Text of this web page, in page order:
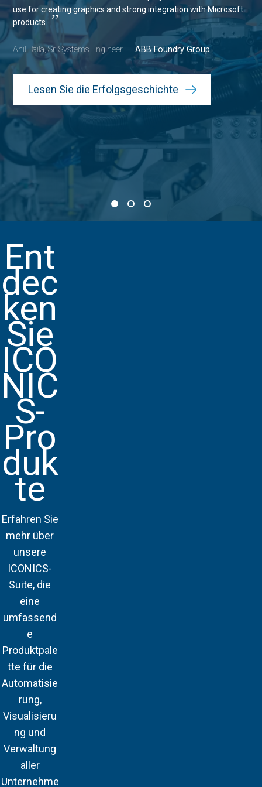
use for creating graphics and strong integration with Microsoft
products.
”
Anil Baila, Sr. Systems Engineer ABB Foundry Group
Lesen Sie die Erfolgsgeschichte
Ent
dec
ken
Sie
ICO
NIC
S-
Pro
duk
te
Erfahren Sie
mehr über
unsere
ICONICS-
Suite, die
eine
umfassend
e
Produktpale
tte für die
Automatisie
rung,
Visualisieru
ng und
Verwaltung
aller
Unternehme